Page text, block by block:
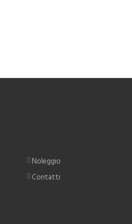
Noleggio
Contatti